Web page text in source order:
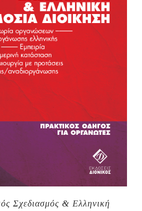
Σχεδιασμός & Ελληνική